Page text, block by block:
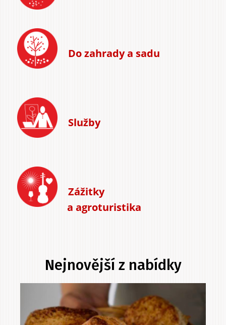
Do zahrady a sadu
Služby
Zážitky
a agroturistika
Nejnovější z nabídky